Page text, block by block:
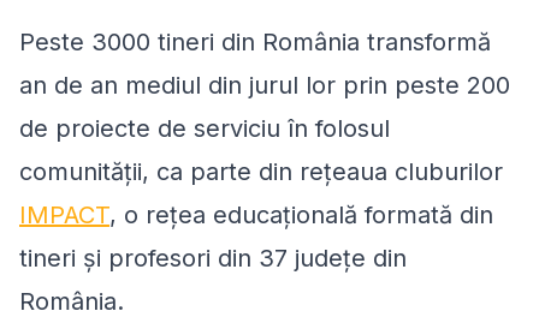
Peste 3000 tineri din România transformă
an de an mediul din jurul lor prin peste 200
de proiecte de serviciu în folosul
comunității, ca parte din rețeaua cluburilor
IMPACT, o rețea educațională formată din
tineri și profesori din 37 județe din
România.